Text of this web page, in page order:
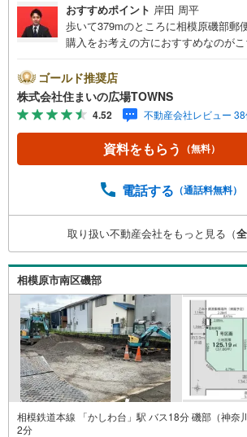
おすすめポイント 岸田 周平
歩いて379mのところに相模原磯部郵
購入をお考えの方におすすめなのが
す。仮に将来その土地を売ることにな
格の変動が起こりにくいのも第一種低
リットです。【年中無休/9:00～21:00
問い合わせが集中するため、お早めに
内・現地を見学する」ボタンよりご
ムーズです。■その他、各種ご相談
いの広場TOWNSからお客様へ経験豊
様掲載物件も併せてご紹介可能です
わせ下さい♪駐車場もございますので
大歓迎です！
ゴールド推奨店
株式会社住まいの広場TOWNS
4.52 不動産会社レビュー
資料をもらう （無料）
電話する （通話料無料）
取り扱い不動産会社をもっと見る（全
相模原市南区磯部
相模鉄道本線 「かしわ台」駅 バス18分 磯部（神奈
2分